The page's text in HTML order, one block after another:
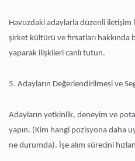
Havuzdaki adaylarla düzenli iletişim
şirket kültürü ve fırsatları
yaparak ilişkileri canlı tutun.
5. Adayların Değerlendirilmesi ve
Adayların yetkinlik, deneyim ve
yapın. (Kim hangi pozisyona daha
ne durumda). İşe alım sürecini